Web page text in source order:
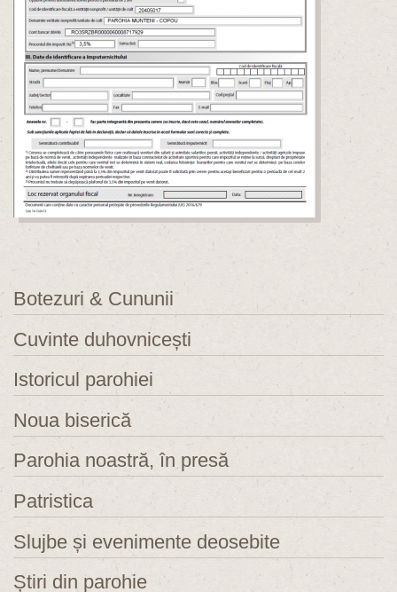
Botezuri & Cununii
Cuvinte duhovnicești
Istoricul parohiei
Noua biserică
Parohia noastră, în presă
Patristica
Slujbe și evenimente deosebite
Știri din parohie